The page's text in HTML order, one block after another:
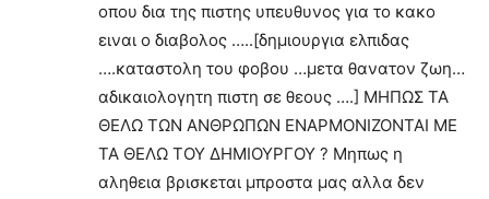
οπου δια της πιστης υπευθυνος για το κακο
ειναι ο διαβολος …..[δημιουργια ελπιδας
….καταστολη του φοβου …μετα θανατον ζωη…
αδικαιολογητη πιστη σε θεους ….] ΜΗΠΩΣ ΤΑ
ΘΕΛΩ ΤΩΝ ΑΝΘΡΩΠΩΝ ΕΝΑΡΜΟΝΙΖΟΝΤΑΙ ΜΕ
ΤΑ ΘΕΛΩ ΤΟΥ ΔΗΜΙΟΥΡΓΟΥ ? Μηπως η
αληθεια βρισκεται μπροστα μας αλλα δεν